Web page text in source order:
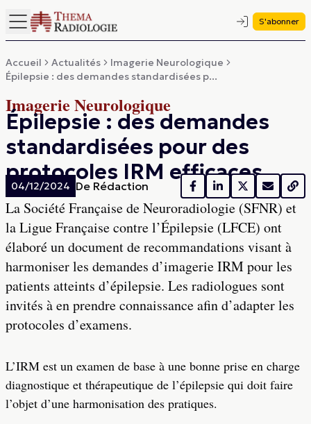
S'abonner
Accueil Actualités
Imagerie Neurologique
Épilepsie : des demandes standardisées p...
Imagerie Neurologique
Épilepsie : des demandes
standardisées pour des
protocoles IRM efficaces
04/12/2024 De Rédaction
La Société Française de Neuroradiologie (SFNR) et
la Ligue Française contre l’Épilepsie (LFCE) ont
élaboré un document de recommandations visant à
harmoniser les demandes d’imagerie IRM pour les
patients atteints d’épilepsie. Les radiologues sont
invités à en prendre connaissance afin d’adapter les
protocoles d’examens.
L’IRM est un examen de base à une bonne prise en charge
diagnostique et thérapeutique de l’épilepsie qui doit faire
l’objet d’une harmonisation des pratiques.